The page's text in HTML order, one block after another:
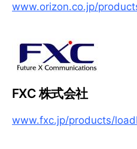
www.orizon.co.jp/
FXC 株式会社
www.fxc.jp/products/